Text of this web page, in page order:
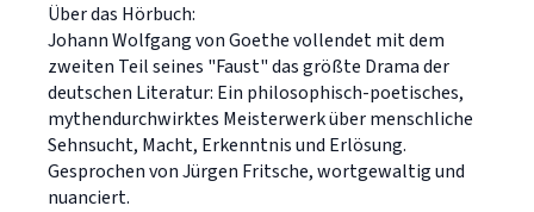
Über das Hörbuch:
Johann Wolfgang von Goethe vollendet mit dem
zweiten Teil seines "Faust" das größte Drama der
deutschen Literatur: Ein philosophisch-poetisches,
mythendurchwirktes Meisterwerk über menschliche
Sehnsucht, Macht, Erkenntnis und Erlösung.
Gesprochen von Jürgen Fritsche, wortgewaltig und
nuanciert.